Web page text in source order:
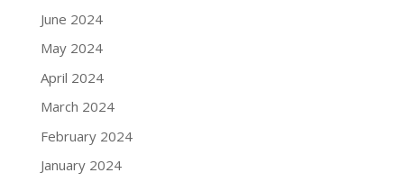
June 2024
May 2024
April 2024
March 2024
February 2024
January 2024